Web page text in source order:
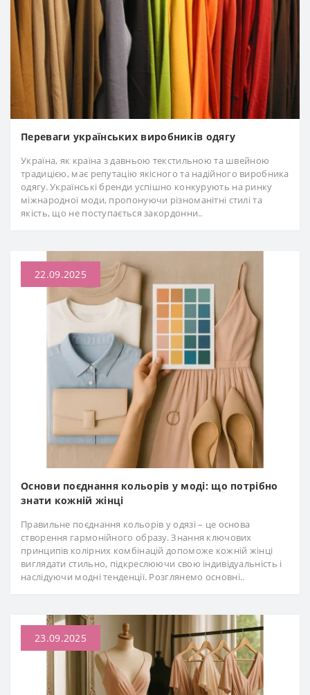
Переваги українських виробників одягу
Україна, як країна з давньою текстильною та швейною
традицією, має репутацію якісного та надійного виробника
одягу. Українські бренди успішно конкурують на ринку
міжнародної моди, пропонуючи різноманітні стилі та
якість, що не поступається закордонни..
22.09.2025
Основи поєднання кольорів у моді: що потрібно
знати кожній жінці
Правильне поєднання кольорів у одязі – це основа
створення гармонійного образу. Знання ключових
принципів колірних комбінацій допоможе кожній жінці
виглядати стильно, підкреслюючи свою індивідуальність і
наслідуючи модні тенденції. Розглянемо основні..
23.09.2025